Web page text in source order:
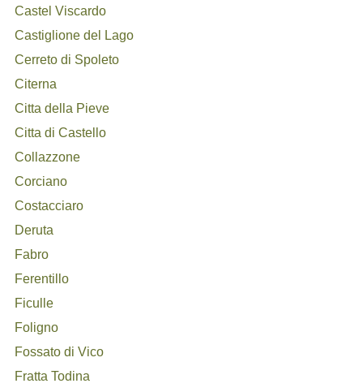
Castel Viscardo
Castiglione del Lago
Cerreto di Spoleto
Citerna
Citta della Pieve
Citta di Castello
Collazzone
Corciano
Costacciaro
Deruta
Fabro
Ferentillo
Ficulle
Foligno
Fossato di Vico
Fratta Todina